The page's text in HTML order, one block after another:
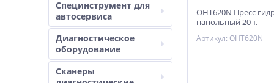
Специнструмент для
автосервиса
Диагностическое
оборудование
Сканеры
OHT620N Пресс
напольный 20 т.
Артикул: OHT620N